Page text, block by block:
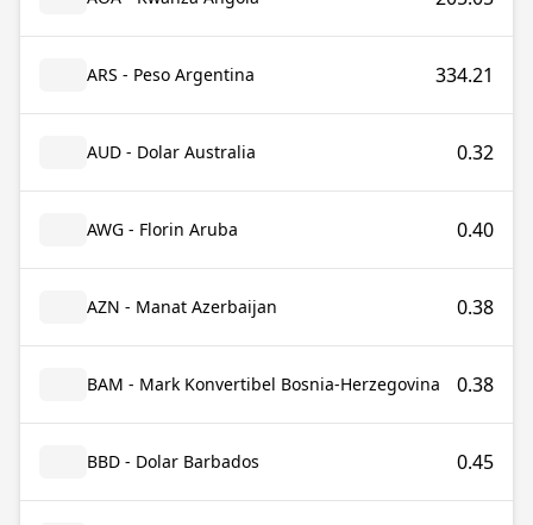
ARS - Peso Argentina 334.21
AUD - Dolar Australia 0.32
AWG - Florin Aruba 0.40
AZN - Manat Azerbaijan 0.38
BAM - Mark Konvertibel Bosnia-Herzegovina 0.38
BBD - Dolar Barbados 0.45